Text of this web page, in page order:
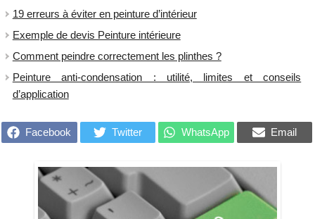
19 erreurs à éviter en peinture d’intérieur
Exemple de devis Peinture intérieure
Comment peindre correctement les plinthes ?
Peinture anti-condensation : utilité, limites et conseils
d’application
Facebook Twitter WhatsApp Email